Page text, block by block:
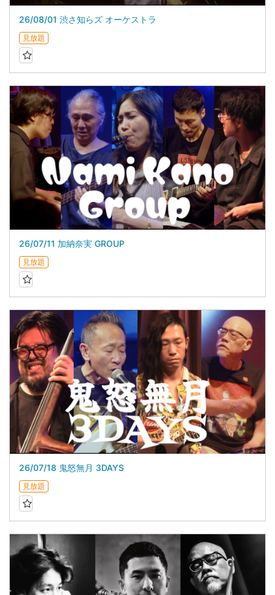
26/08/01 渋さ知らズ オーケストラ
見放題
26/07/11 加納奈実 GROUP
見放題
26/07/18 鬼怒無月 3DAYS
見放題